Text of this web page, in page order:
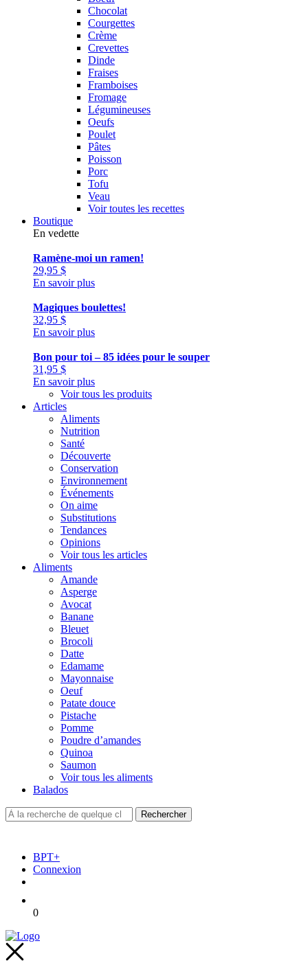
Chocolat
Courgettes
Crème
Crevettes
Dinde
Fraises
Framboises
Fromage
Légumineuses
Oeufs
Poulet
Pâtes
Poisson
Porc
Tofu
Veau
Voir toutes les recettes
Boutique
En vedette
Ramène-moi un ramen!
29,95 $
En savoir plus
Magiques boulettes!
32,95 $
En savoir plus
Bon pour toi – 85 idées pour le souper
31,95 $
En savoir plus
Voir tous les produits
Articles
Aliments
Nutrition
Santé
Découverte
Conservation
Environnement
Événements
On aime
Substitutions
Tendances
Opinions
Voir tous les articles
Aliments
Amande
Asperge
Avocat
Banane
Bleuet
Brocoli
Datte
Edamame
Mayonnaise
Oeuf
Patate douce
Pistache
Pomme
Poudre d’amandes
Quinoa
Saumon
Voir tous les aliments
Balados
BPT+
Connexion
0